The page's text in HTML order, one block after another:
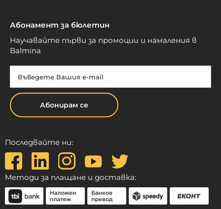
Абонамент за бюлетин
Научавайте първи за промоции и намаления в
Balmina
Абонирам се
Последвайте ни:
Методи за плащане и доставка: